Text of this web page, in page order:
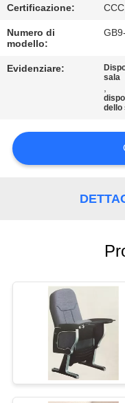
NOTIZIE
CASI
DEL
SITO
PRIVACY
Certificazione:
Numero di
modello:
Evidenziare:
sala
,
dello